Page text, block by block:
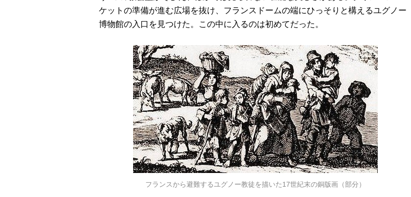
ケットの準備が進む広場を抜け、フランスドームの端にひっそりと構えるユグノー
博物館の入口を見つけた。この中に入るのは初めてだった。
フランスから避難するユグノー教徒を描いた17世紀末の銅版画（部分）